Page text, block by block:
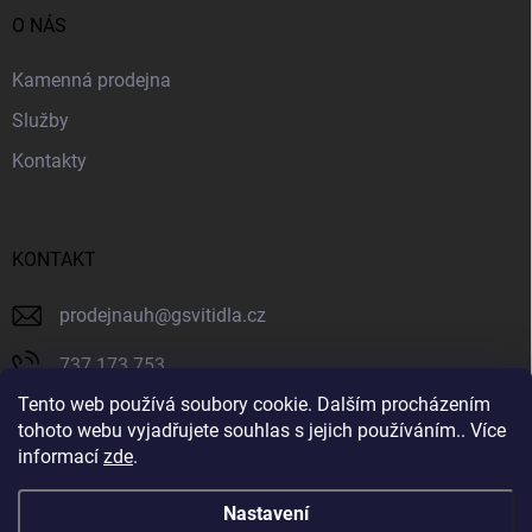
Tento web používá soubory cookie. Dalším procházením
tohoto webu vyjadřujete souhlas s jejich používáním.. Více
informací zde.
Nastavení
O NÁS
Kamenná prodejna
Služby
Kontakty
KONTAKT
prodejnauh@gsvitidla.cz
737 173 753
603 314 079
Svítidla GIOVANNY